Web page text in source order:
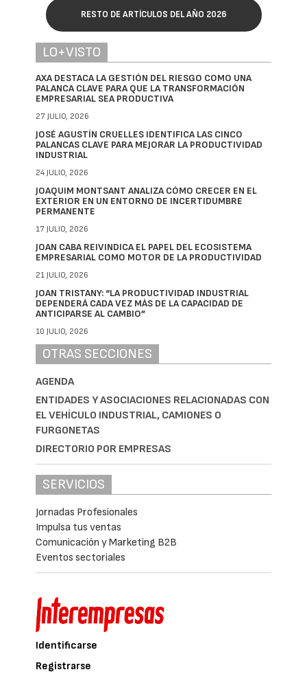
RESTO DE ARTÍCULOS DEL AÑO 2026
LO+VISTO
AXA DESTACA LA GESTIÓN DEL RIESGO COMO UNA
PALANCA CLAVE PARA QUE LA TRANSFORMACIÓN
EMPRESARIAL SEA PRODUCTIVA
27 JULIO, 2026
JOSÉ AGUSTÍN CRUELLES IDENTIFICA LAS CINCO
PALANCAS CLAVE PARA MEJORAR LA PRODUCTIVIDAD
INDUSTRIAL
24 JULIO, 2026
JOAQUIM MONTSANT ANALIZA CÓMO CRECER EN EL
EXTERIOR EN UN ENTORNO DE INCERTIDUMBRE
PERMANENTE
17 JULIO, 2026
JOAN CABA REIVINDICA EL PAPEL DEL ECOSISTEMA
EMPRESARIAL COMO MOTOR DE LA PRODUCTIVIDAD
21 JULIO, 2026
JOAN TRISTANY: “LA PRODUCTIVIDAD INDUSTRIAL
DEPENDERÁ CADA VEZ MÁS DE LA CAPACIDAD DE
ANTICIPARSE AL CAMBIO”
10 JULIO, 2026
OTRAS SECCIONES
AGENDA
ENTIDADES Y ASOCIACIONES RELACIONADAS CON
EL VEHÍCULO INDUSTRIAL, CAMIONES O
FURGONETAS
DIRECTORIO POR EMPRESAS
SERVICIOS
Jornadas Profesionales
Impulsa tus ventas
Comunicación y Marketing B2B
Eventos sectoriales
Identificarse
Registrarse